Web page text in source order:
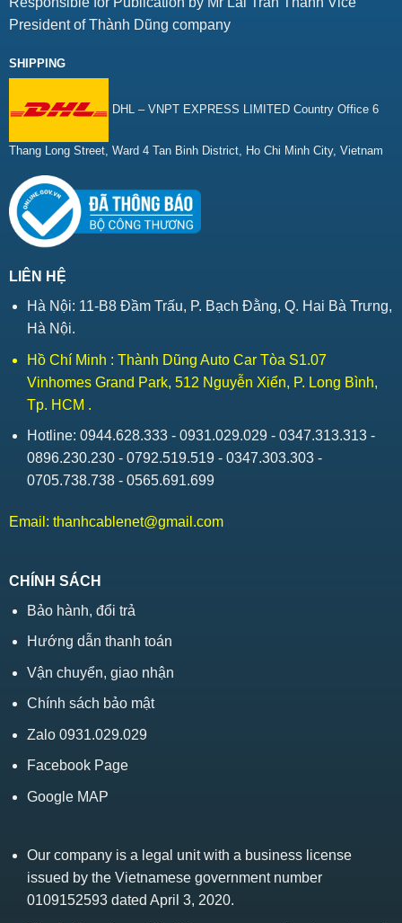
President of Thành Dũng company
SHIPPING
DHL – VNPT EXPRESS LIMITED Country Office 6
Thang Long Street, Ward 4 Tan Binh District, Ho Chi Minh City, Vietnam
LIÊN HỆ
Hà Nội: 11-B8 Đầm Trấu, P. Bạch Đằng, Q. Hai Bà Trưng,
Hà Nội.
Hồ Chí Minh : Thành Dũng Auto Car Tòa S1.07
Vinhomes Grand Park, 512 Nguyễn Xiển, P. Long Bình,
Tp. HCM .
Hotline: 0944.628.333 - 0931.029.029 - 0347.313.313 -
0896.230.230 - 0792.519.519 - 0347.303.303 -
0705.738.738 - 0565.691.699
Email: thanhcablenet@gmail.com
CHÍNH SÁCH
Bảo hành, đổi trả
Hướng dẫn thanh toán
Vận chuyển, giao nhận
Chính sách bảo mật
Zalo 0931.029.029
Facebook Page
Google MAP
Our company is a legal unit with a business license
issued by the Vietnamese government number
0109152593 dated April 3, 2020.